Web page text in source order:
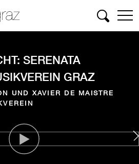
Suchen
SERENATA
GRAZ
UND XAVIER DE MAISTRE